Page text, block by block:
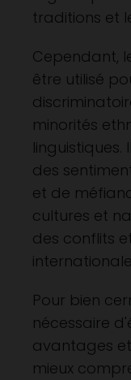
traditions et
Cependant,
être utilisé
minorités
des
et de
cultures et
des conflits
Pour bien
nécessaire
avantages
mieux